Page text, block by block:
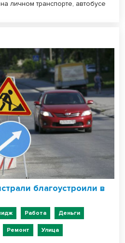
личном транспорте, автобусе
благоустроили в
Работа Деньги
Ремонт Улица